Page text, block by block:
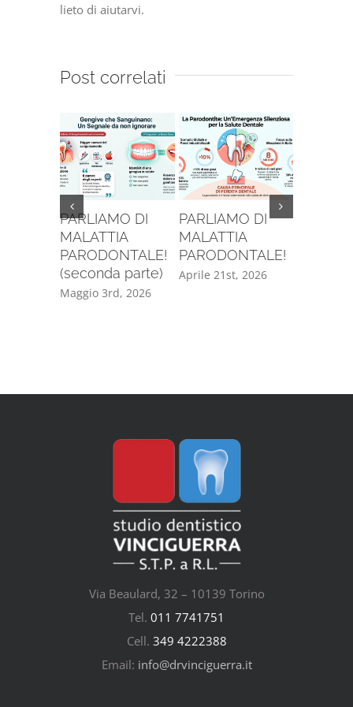
lieto di aiutarvi.
Post correlati
PARLIAMO DI
MALATTIA
PARODONTALE!
(seconda parte)
Maggio 3rd, 2026
PARLIAMO DI
MALATTIA
PARODONTALE!
Aprile 21st, 2026
Via Beaulard, 32 – 10139 Torino
Tel. 011 7741751
Cell. 349 4222388
Email: info@drvinciguerra.it